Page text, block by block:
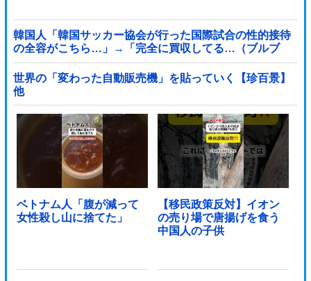
韓国人「韓国サッカー協会が行った国際試合の性的接待
の全容がこちら…」→「完全に買収してる…（ブルブ
ル」＝韓国の反応
世界の「変わった自動販売機」を貼っていく【珍百景】
他
ベトナム人「腹が減って
女性殺し山に捨てた」
【移民政策反対】イオン
の売り場で唐揚げを食う
中国人の子供